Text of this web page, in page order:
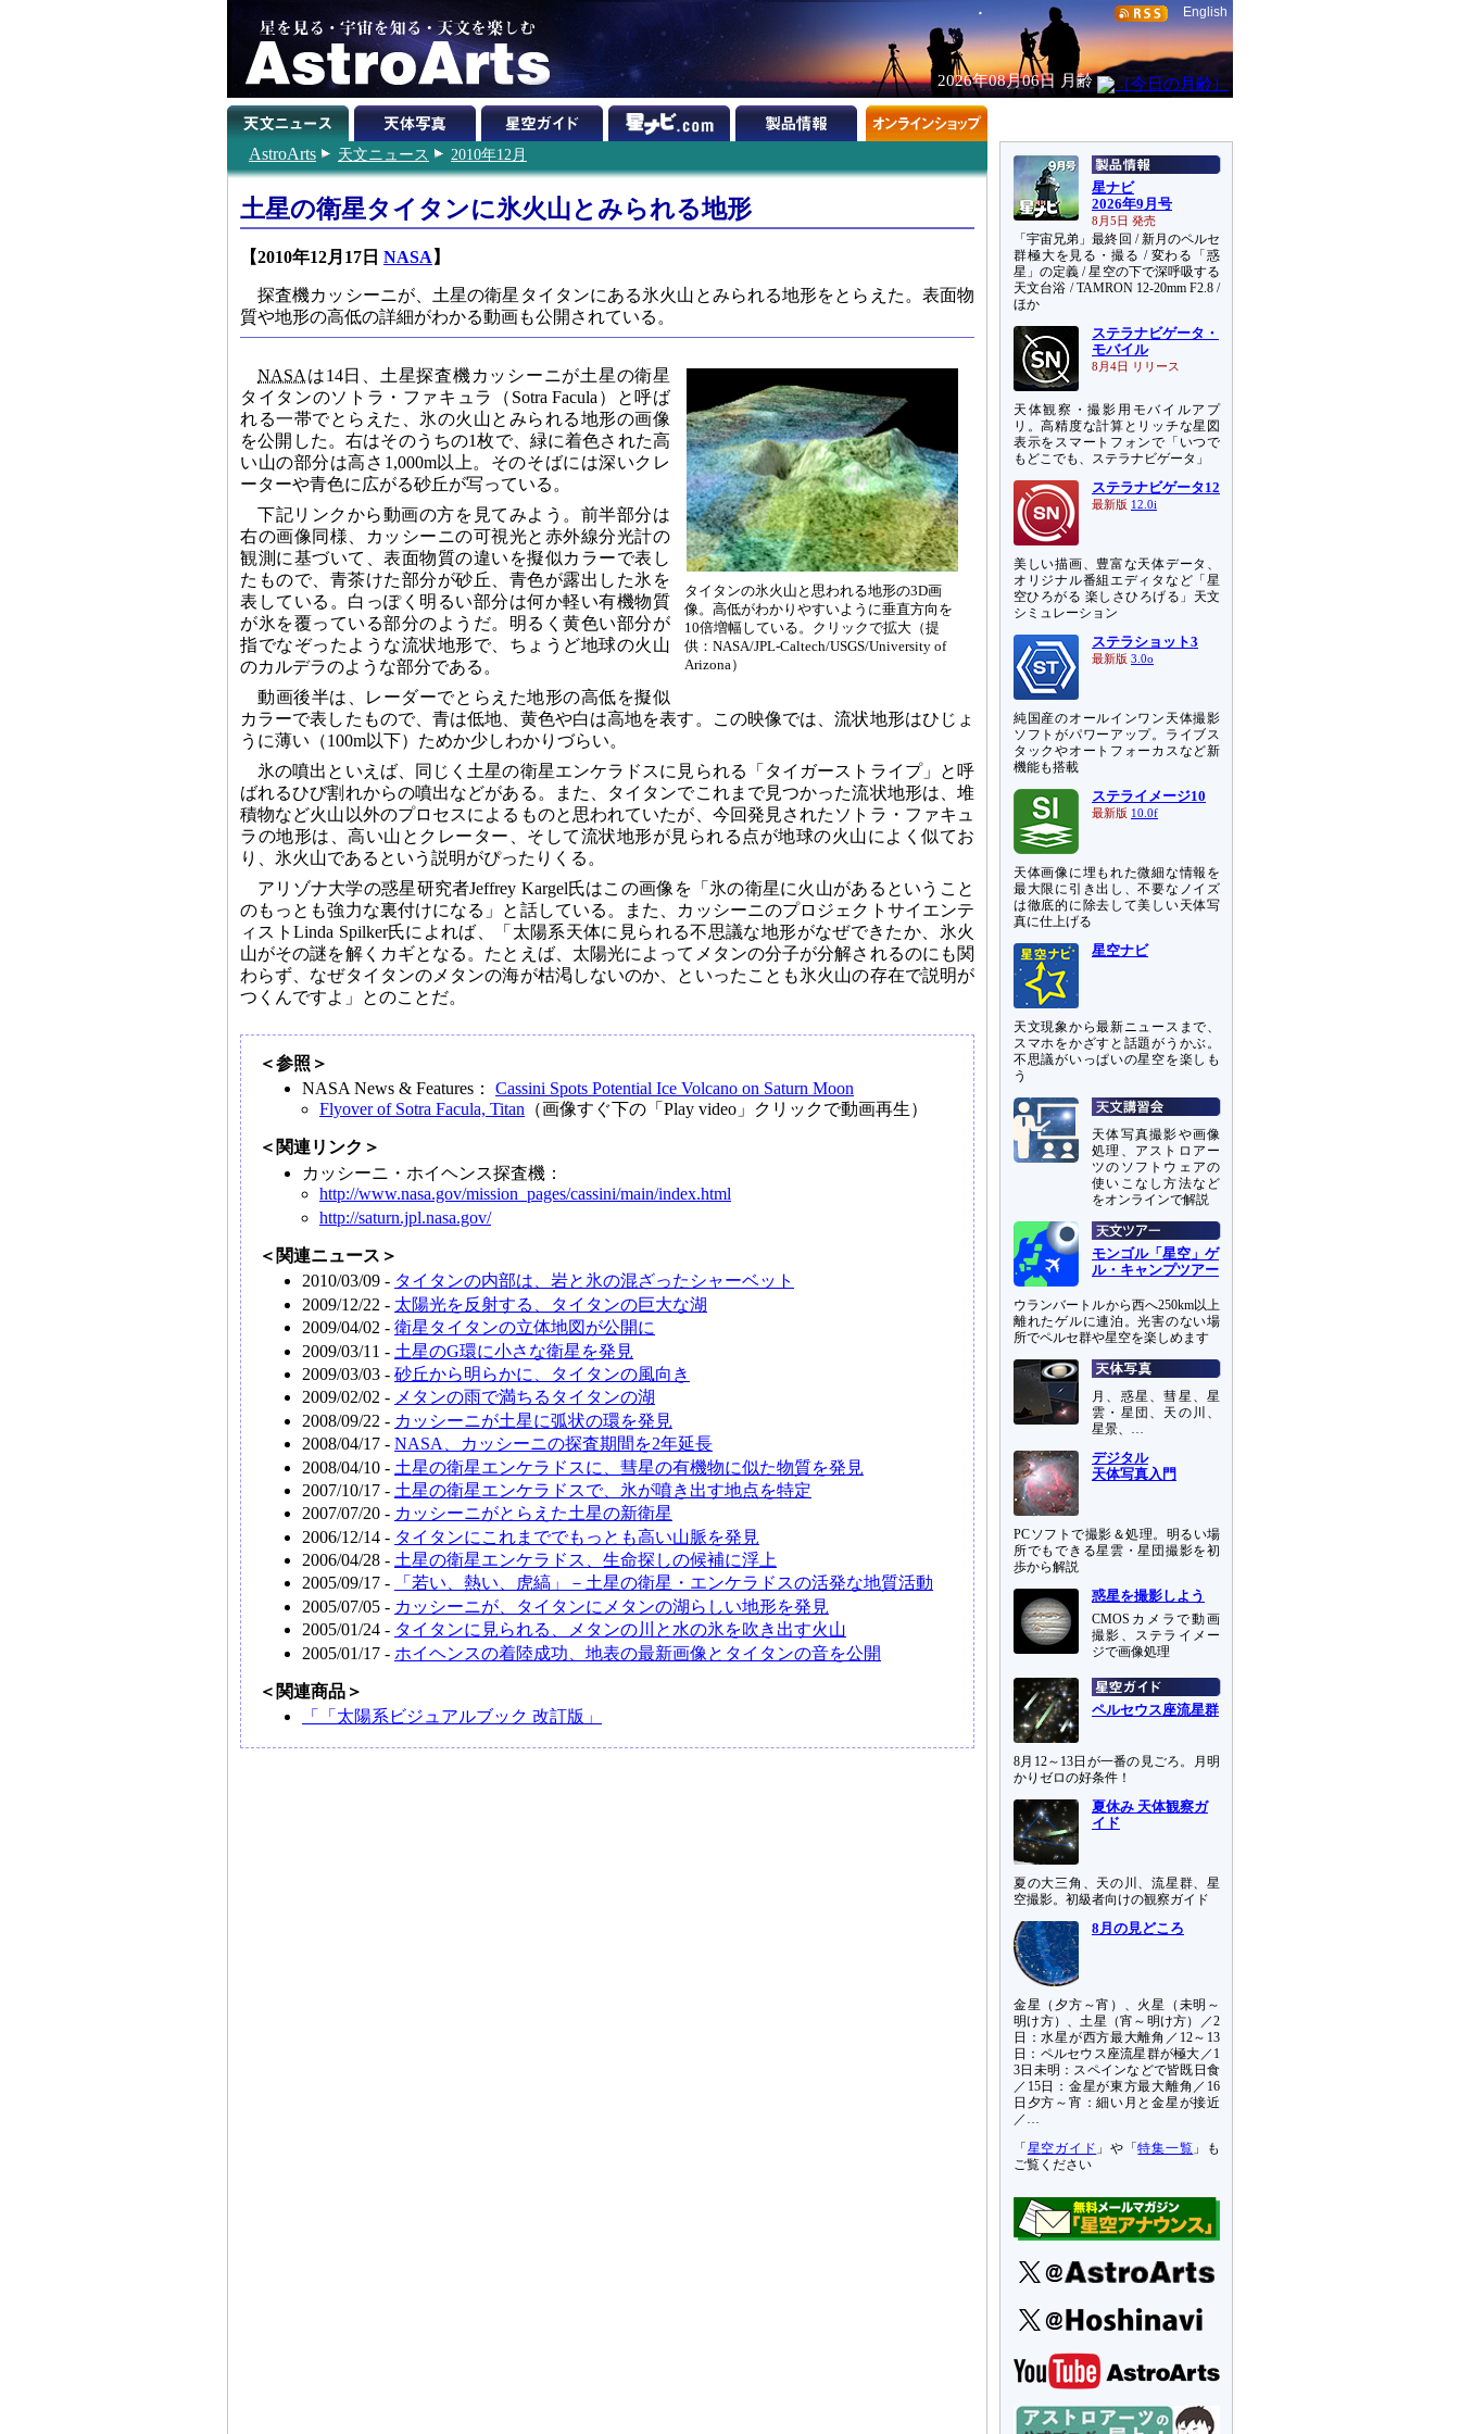
English
2026年08月06日 月齢
AstroArts 天文ニュース 2010年12月
土星の衛星タイタンに氷火山とみられる地形
【2010年12月17日 NASA 】
探査機カッシーニが、土星の衛星タイタンにある氷火山とみられる地形をとらえた。表面物
質や地形の高低の詳細がわかる動画も公開されている。
タイタンの氷火山と思われる地形の3D画
像。高低がわかりやすいように垂直方向を
10倍増幅している。クリックで拡大（提
供：NASA/JPL-Caltech/USGS/University of
Arizona）
NASA は14日、土星探査機カッシーニが土星の衛星
タイタンのソトラ・ファキュラ（Sotra Facula）と呼ば
れる一帯でとらえた、氷の火山とみられる地形の画像
を公開した。右はそのうちの1枚で、緑に着色された高
い山の部分は高さ1,000m以上。そのそばには深いクレ
ーターや青色に広がる砂丘が写っている。
下記リンクから動画の方を見てみよう。前半部分は
右の画像同様、カッシーニの可視光と赤外線分光計の
観測に基づいて、表面物質の違いを擬似カラーで表し
たもので、青茶けた部分が砂丘、青色が露出した氷を
表している。白っぽく明るい部分は何か軽い有機物質
が氷を覆っている部分のようだ。明るく黄色い部分が
指でなぞったような流状地形で、ちょうど地球の火山
のカルデラのような部分である。
動画後半は、レーダーでとらえた地形の高低を擬似
カラーで表したもので、青は低地、黄色や白は高地を表す。この映像では、流状地形はひじょ
うに薄い（100m以下）ためか少しわかりづらい。
氷の噴出といえば、同じく土星の衛星エンケラドスに見られる「タイガーストライプ」と呼
ばれるひび割れからの噴出などがある。また、タイタンでこれまで見つかった流状地形は、堆
積物など火山以外のプロセスによるものと思われていたが、今回発見されたソトラ・ファキュ
ラの地形は、高い山とクレーター、そして流状地形が見られる点が地球の火山によく似てお
り、氷火山であるという説明がぴったりくる。
アリゾナ大学の惑星研究者Jeffrey Kargel氏はこの画像を「氷の衛星に火山があるということ
のもっとも強力な裏付けになる」と話している。また、カッシーニのプロジェクトサイエンテ
ィストLinda Spilker氏によれば、「太陽系天体に見られる不思議な地形がなぜできたか、氷火
山がその謎を解くカギとなる。たとえば、太陽光によってメタンの分子が分解されるのにも関
わらず、なぜタイタンのメタンの海が枯渇しないのか、といったことも氷火山の存在で説明が
つくんですよ」とのことだ。
＜参照＞
NASA News & Features： Cassini Spots Potential Ice Volcano on Saturn Moon
Flyover of Sotra Facula, Titan （画像すぐ下の「Play video」クリックで動画再生）
＜関連リンク＞
カッシーニ・ホイヘンス探査機：
http://www.nasa.gov/mission_pages/cassini/main/index.html
http://saturn.jpl.nasa.gov/
＜関連ニュース＞
2010/03/09 - タイタンの内部は、岩と氷の混ざったシャーベット
2009/12/22 - 太陽光を反射する、タイタンの巨大な湖
2009/04/02 - 衛星タイタンの立体地図が公開に
2009/03/11 - 土星のG環に小さな衛星を発見
2009/03/03 - 砂丘から明らかに、タイタンの風向き
2009/02/02 - メタンの雨で満ちるタイタンの湖
2008/09/22 - カッシーニが土星に弧状の環を発見
2008/04/17 - NASA、カッシーニの探査期間を2年延長
2008/04/10 - 土星の衛星エンケラドスに、彗星の有機物に似た物質を発見
2007/10/17 - 土星の衛星エンケラドスで、氷が噴き出す地点を特定
2007/07/20 - カッシーニがとらえた土星の新衛星
2006/12/14 - タイタンにこれまででもっとも高い山脈を発見
2006/04/28 - 土星の衛星エンケラドス、生命探しの候補に浮上
2005/09/17 -
「若い、熱い、虎縞」－土星の衛星・エンケラドスの活発な地質活動
2005/07/05 - カッシーニが、タイタンにメタンの湖らしい地形を発見
2005/01/24 - タイタンに見られる、メタンの川と水の氷を吹き出す火山
2005/01/17 - ホイヘンスの着陸成功、地表の最新画像とタイタンの音を公開
＜関連商品＞
「「太陽系ビジュアルブック 改訂版」
星ナビ
2026年9月号
8月5日 発売
「宇宙兄弟」最終回 / 新月のペルセ
群極大を見る・撮る / 変わる「惑
星」の定義 / 星空の下で深呼吸する
天文台浴 / TAMRON 12-20mm F2.8 /
ほか
ステラナビゲータ・
モバイル
8月4日 リリース
天体観察・撮影用モバイルアプ
リ。高精度な計算とリッチな星図
表示をスマートフォンで「いつで
もどこでも、ステラナビゲータ」
ステラナビゲータ12
最新版 12.0i
美しい描画、豊富な天体データ、
オリジナル番組エディタなど「星
空ひろがる 楽しさひろげる」天文
シミュレーション
ステラショット3
最新版 3.0o
純国産のオールインワン天体撮影
ソフトがパワーアップ。ライブス
タックやオートフォーカスなど新
機能も搭載
ステライメージ10
最新版 10.0f
天体画像に埋もれた微細な情報を
最大限に引き出し、不要なノイズ
は徹底的に除去して美しい天体写
真に仕上げる
星空ナビ
天文現象から最新ニュースまで、
スマホをかざすと話題がうかぶ。
不思議がいっぱいの星空を楽しも
う
天体写真撮影や画像
処理、アストロアー
ツのソフトウェアの
使いこなし方法など
をオンラインで解説
モンゴル「星空」ゲ
ル・キャンプツアー
ウランバートルから西へ250km以上
離れたゲルに連泊。光害のない場
所でペルセ群や星空を楽しめます
月、惑星、彗星、星
雲・星団、天の川、
星景、…
デジタル
天体写真入門
PCソフトで撮影＆処理。明るい場
所でもできる星雲・星団撮影を初
歩から解説
惑星を撮影しよう
CMOSカメラで動画
撮影、ステライメー
ジで画像処理
ペルセウス座流星群
8月12～13日が一番の見ごろ。月明
かりゼロの好条件！
夏休み 天体観察ガ
イド
夏の大三角、天の川、流星群、星
空撮影。初級者向けの観察ガイド
8月の見どころ
金星（夕方～宵）、火星（未明～
明け方）、土星（宵～明け方）／2
日：水星が西方最大離角／12～13
日：ペルセウス座流星群が極大／1
3日未明：スペインなどで皆既日食
／15日：金星が東方最大離角／16
日夕方～宵：細い月と金星が接近
／…
「 星空ガイド 」や「特集一覧 」も
ご覧ください